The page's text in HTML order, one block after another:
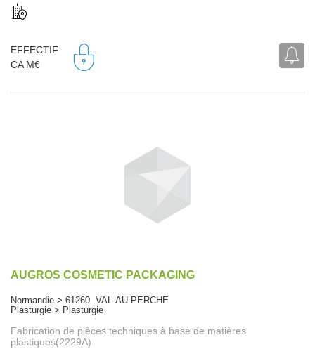
EFFECTIF
CA M€
AUGROS COSMETIC PACKAGING
Normandie > 61260 VAL-AU-PERCHE
Plasturgie > Plasturgie
Fabrication de pièces techniques à base de matières
plastiques(2229A)